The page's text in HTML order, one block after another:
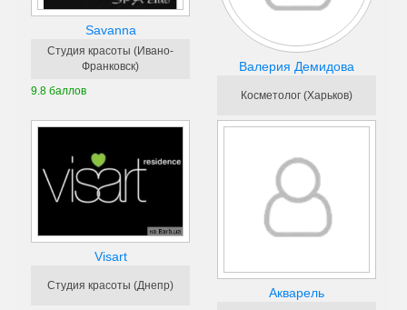
Savanna
Студия красоты (Ивано-
Франковск)
9.8 баллов
Валерия Демидова
Косметолог (Харьков)
Visart
Студия красоты (Днепр)
Акварель